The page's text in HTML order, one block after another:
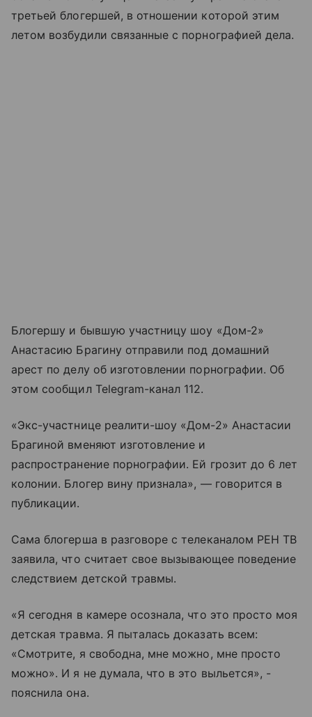
третьей блогершей, в отношении которой этим
летом возбудили связанные с порнографией дела.
Блогершу и бывшую участницу шоу «Дом-2»
Анастасию Брагину отправили под домашний
арест по делу об изготовлении порнографии. Об
этом сообщил Telegram-канал 112.
«Экс-участнице реалити-шоу «Дом-2» Анастасии
Брагиной вменяют изготовление и
распространение порнографии. Ей грозит до 6 лет
колонии. Блогер вину признала», — говорится в
публикации.
Сама блогерша в разговоре с телеканалом РЕН ТВ
заявила, что считает свое вызывающее поведение
следствием детской травмы.
«Я сегодня в камере осознала, что это просто моя
детская травма. Я пыталась доказать всем:
«Смотрите, я свободна, мне можно, мне просто
можно». И я не думала, что в это выльется», -
пояснила она.